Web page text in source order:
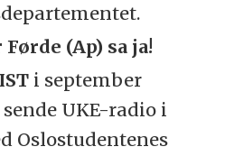
(Ap) sa ja!
i september
UKE-radio i
Oslostudentenes